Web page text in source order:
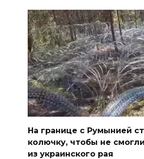
На границе с Румынией
колючку, чтобы не
из украинского рая